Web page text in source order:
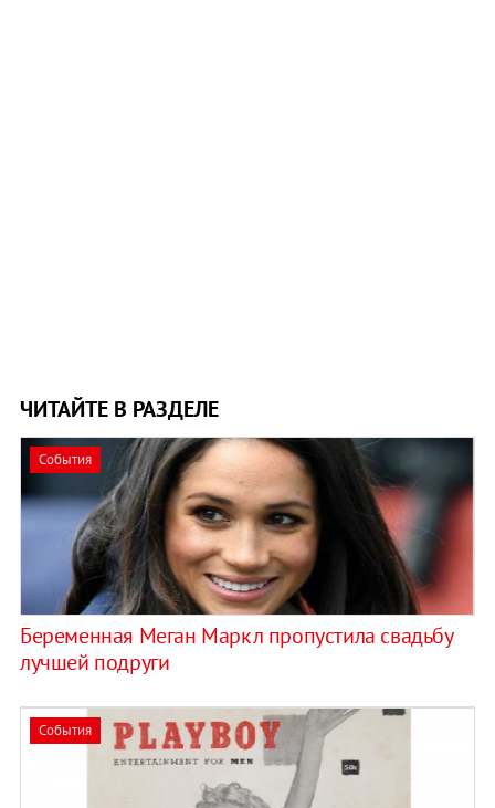
ЧИТАЙТЕ В РАЗДЕЛЕ
События
Беременная Меган Маркл пропустила свадьбу
лучшей подруги
События